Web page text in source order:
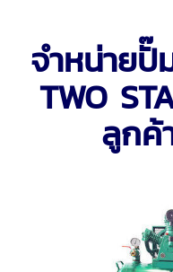
จำหน่ายปั๊
TWO
ลูกค้